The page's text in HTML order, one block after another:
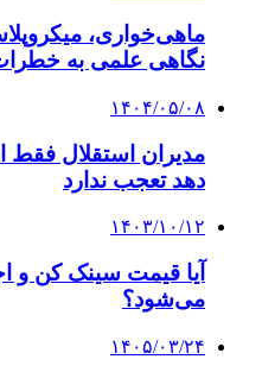
ماهی‌خواری،
نگاهی علمی به
۱۴۰۴/۰۵/۰۸
مدیران استقلال فقط
دهد تعجب ندارد
۱۴۰۳/۱۰/۱۲
آیا قیمت سینک کن و
می‌شود؟
۱۴۰۵/۰۳/۲۴